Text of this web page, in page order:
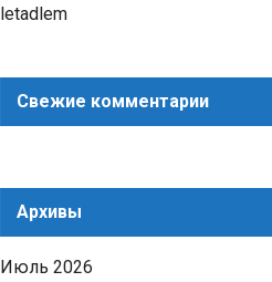
letadlem
Свежие комментарии
Архивы
Июль 2026